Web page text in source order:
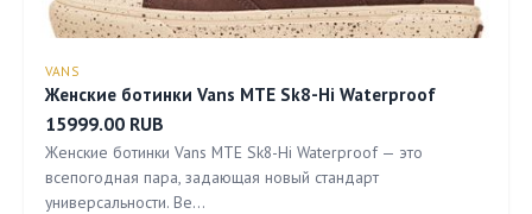
VANS
Женские ботинки Vans MTE Sk8-Hi Waterproof
15999.00 RUB
Женские ботинки Vans MTE Sk8-Hi Waterproof — это
всепогодная пара, задающая новый стандарт
универсальности. Ве…